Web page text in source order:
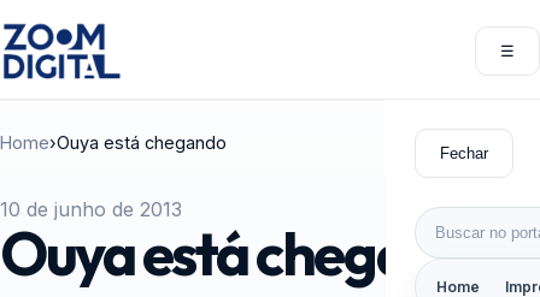
☰
Fechar
Buscar por:
Home
Home›Ouya está chegando
10 de junho de 2013
Ouya está chegando